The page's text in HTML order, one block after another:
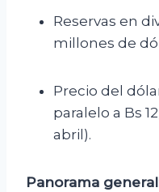
Reservas en
millones de
Precio del
paralelo a Bs
abril).
Panorama